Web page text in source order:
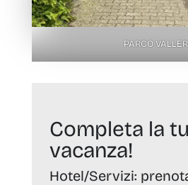
PARCO
Completa la
vacanza!
Hotel/Servizi: